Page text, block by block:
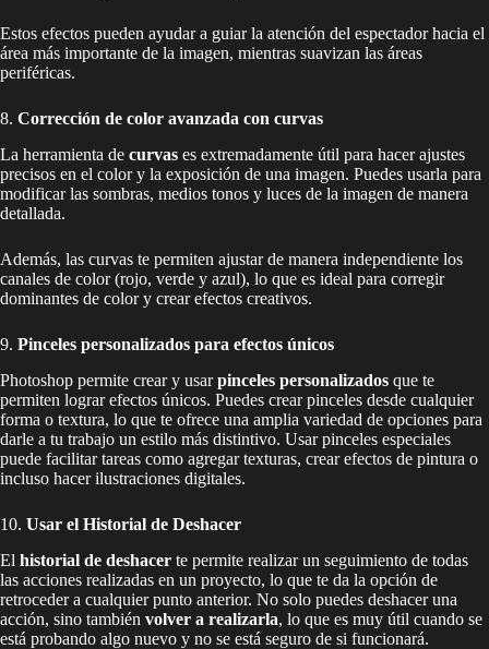
Estos efectos pueden ayudar a guiar la atención del espectador hacia el
área más importante de la imagen, mientras suavizan las áreas
periféricas.
8. Corrección de color avanzada con curvas
La herramienta de curvas es extremadamente útil para hacer ajustes
precisos en el color y la exposición de una imagen. Puedes usarla para
modificar las sombras, medios tonos y luces de la imagen de manera
detallada.
Además, las curvas te permiten ajustar de manera independiente los
canales de color (rojo, verde y azul), lo que es ideal para corregir
dominantes de color y crear efectos creativos.
9. Pinceles personalizados para efectos únicos
Photoshop permite crear y usarpinceles personalizados que te
permiten lograr efectos únicos. Puedes crear pinceles desde cualquier
forma o textura, lo que te ofrece una amplia variedad de opciones para
darle a tu trabajo un estilo más distintivo. Usar pinceles especiales
puede facilitar tareas como agregar texturas, crear efectos de pintura o
incluso hacer ilustraciones digitales.
10. Usar el Historial de Deshacer
El historial de deshacer te permite realizar un seguimiento de todas
las acciones realizadas en un proyecto, lo que te da la opción de
retroceder a cualquier punto anterior. No solo puedes deshacer una
acción, sino también volver a realizarla, lo que es muy útil cuando se
está probando algo nuevo y no se está seguro de si funcionará.